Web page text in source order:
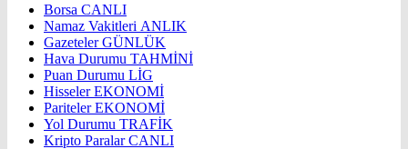
Borsa CANLI
Namaz Vakitleri ANLIK
GazetelerGÜNLÜK
Hava Durumu TAHMİNİ
Puan Durumu LİG
HisselerEKONOMİ
ParitelerEKONOMİ
Yol Durumu TRAFİK
Kripto ParalarCANLI